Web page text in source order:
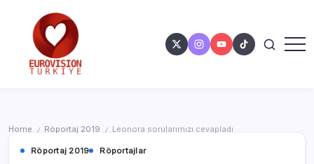
Home / Röportaj 2019 / Leonora sorularımızı cevapladı
Röportaj 2019 Röportajlar